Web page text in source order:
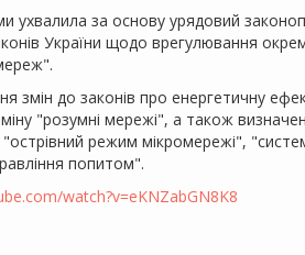
ухвалила за основу урядовий
України щодо врегулювання
змін до законів про енергетичну
"розумні мережі", а також
режим мікромережі",
попитом".
watch?v=eKNZabGN8K8